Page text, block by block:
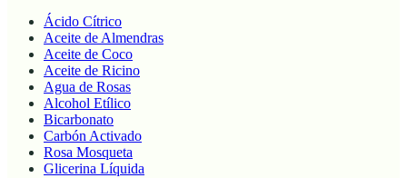
Ácido Cítrico
Aceite de Almendras
Aceite de Coco
Aceite de Ricino
Agua de Rosas
Alcohol Etílico
Bicarbonato
Carbón Activado
Rosa Mosqueta
Glicerina Líquida